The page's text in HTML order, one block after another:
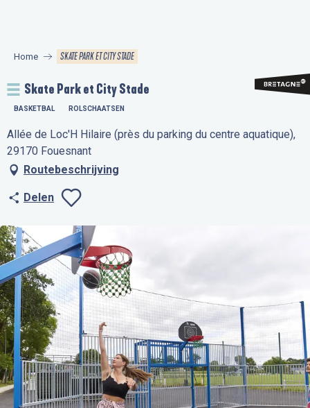
principal
Home SKATE PARK ET CITY STADE
Skate Park et City Stade
BASKETBAL ROLSCHAATSEN
Allée de Loc'H Hilaire (près du parking du centre aquatique),
29170 Fouesnant
Routebeschrijving
Delen
Ajouter aux